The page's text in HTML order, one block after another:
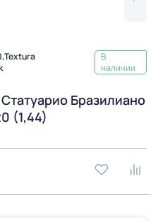
В
наличии
Бразилиано
(1,44)